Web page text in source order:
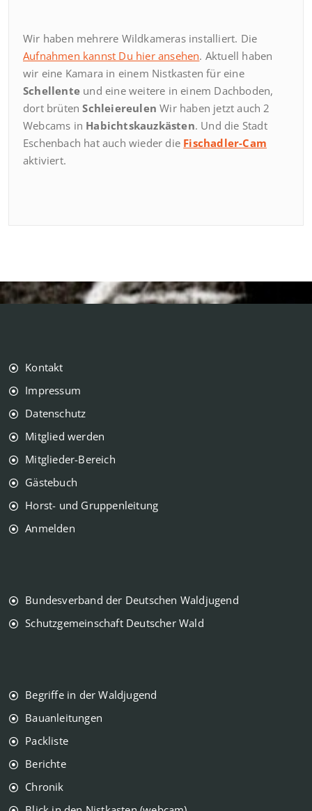
Wir haben mehrere Wildkameras installiert. Die
Aufnahmen kannst Du hier ansehen. Aktuell haben
wir eine Kamara in einem Nistkasten für eine
Schellente und eine weitere in einem Dachboden,
dort brütenSchleiereulen Wir haben jetzt auch 2
Webcams in Habichtskauzkästen. Und die Stadt
Eschenbach hat auch wieder die Fischadler-Cam
aktiviert.
Kontakt
Impressum
Datenschutz
Mitglied werden
Mitglieder-Bereich
Gästebuch
Horst- und Gruppenleitung
Anmelden
Bundesverband der Deutschen Waldjugend
Schutzgemeinschaft Deutscher Wald
Begriffe in der Waldjugend
Bauanleitungen
Packliste
Berichte
Chronik